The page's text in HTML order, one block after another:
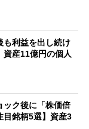
も利益を出し続け
資産11億円の個人
ック後に「株価倍
目銘柄5選】資産3